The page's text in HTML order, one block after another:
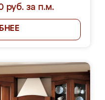
руб. за п.м.